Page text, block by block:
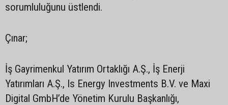
sorumluluğunu üstlendi.
Çınar;
İş Gayrimenkul Yatırım Ortaklığı A.Ş., İş Enerji
Yatırımları A.Ş., Is Energy Investments B.V. ve Maxi
Digital GmbH’de Yönetim Kurulu Başkanlığı,